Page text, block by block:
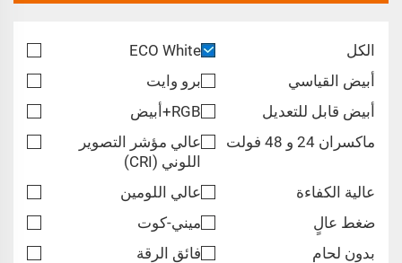
الكل
ECO White
أبيض القياسي
برو وايت
أبيض قابل للتعديل
RGB+أبيض
ماكسران 24 و 48 فولت
عالي مؤشر التصوير
اللوني (CRI)
عالية الكفاءة
عالي اللومين
ضغط عالٍ
ميني-كوت
بدون لحام
فائق الرقة